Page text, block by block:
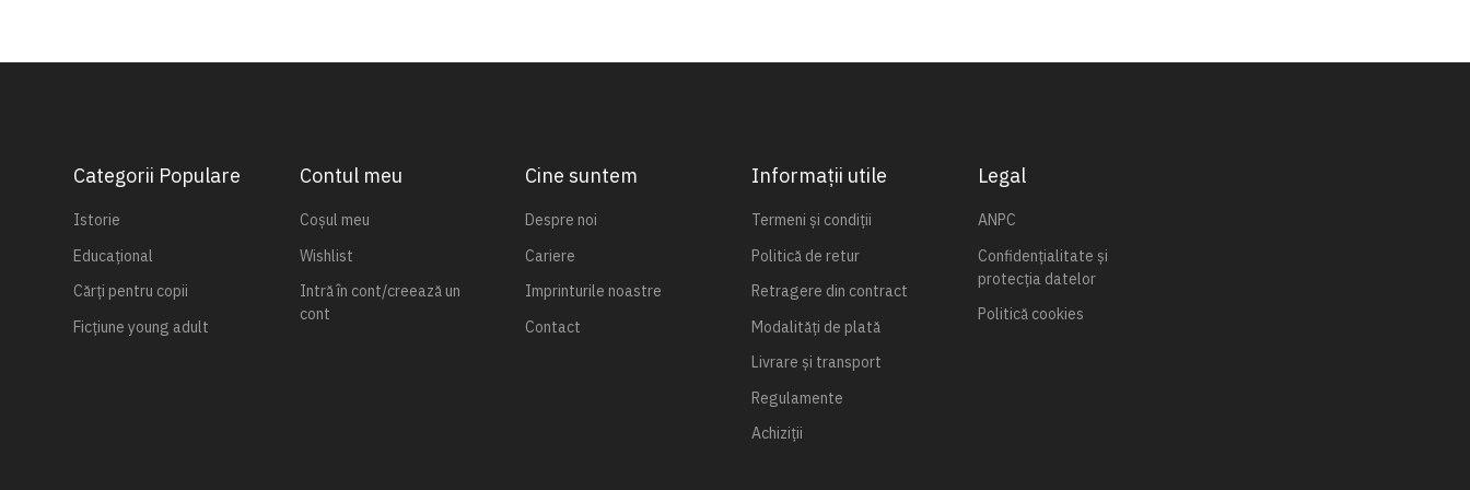
Categorii Populare
Istorie
Educațional
Cărți pentru copii
Ficțiune young adult
Contul meu
Coșul meu
Wishlist
Intră în cont/creează un
cont
Cine suntem
Despre noi
Cariere
Imprinturile noastre
Contact
Informații utile
Termeni și condiții
Politică de retur
Retragere din contract
Modalități de plată
Livrare și transport
Regulamente
Achiziții
Legal
ANPC
Confidențialitate și
protecția datelor
Politică cookies